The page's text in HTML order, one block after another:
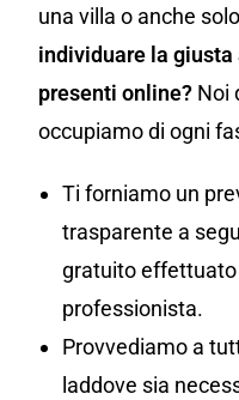
una villa o anche
individuare la
presenti online? Noi
occupiamo di ogni
Ti forniamo un
trasparente a
gratuito
professionista.
Provvediamo a
laddove sia